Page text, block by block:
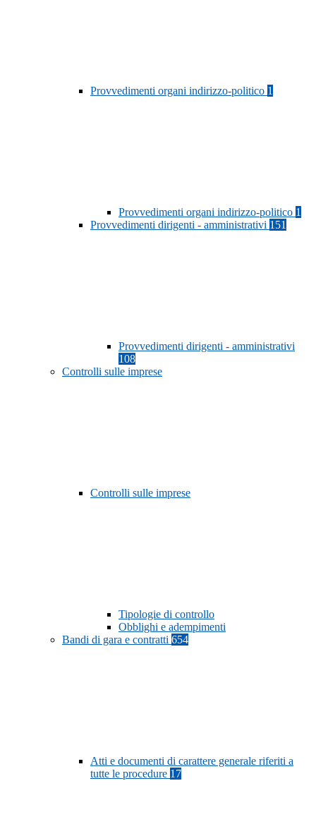
Provvedimenti organi indirizzo-politico 1
Provvedimenti organi indirizzo-politico 1
Provvedimenti dirigenti - amministrativi 151
Provvedimenti dirigenti - amministrativi
108
Controlli sulle imprese
Controlli sulle imprese
Tipologie di controllo
Obblighi e adempimenti
Bandi di gara e contratti 654
Atti e documenti di carattere generale riferiti a
tutte le procedure 17